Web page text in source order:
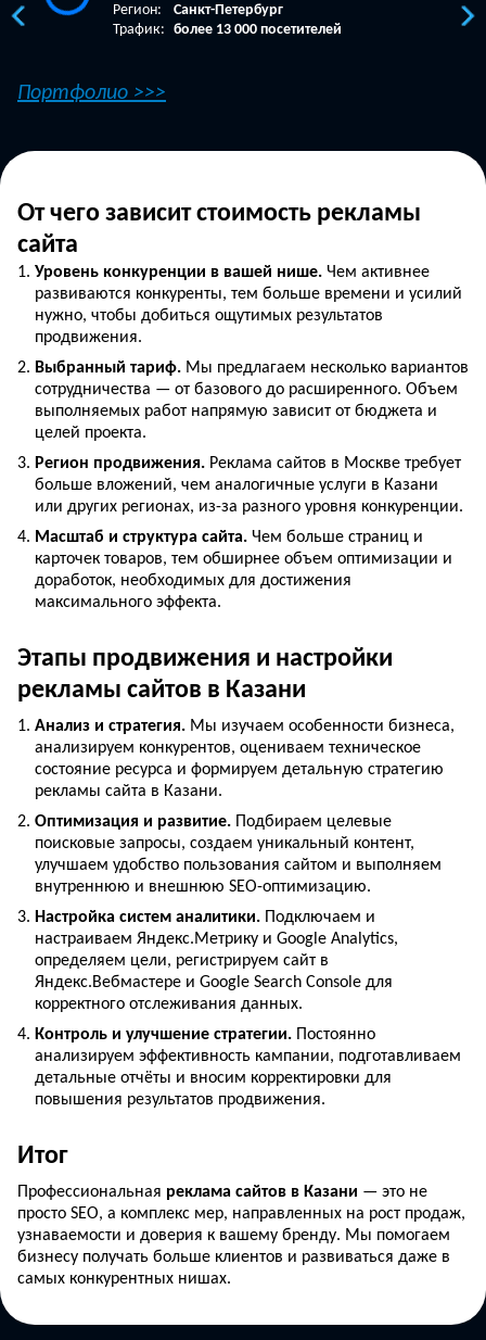
Регион:
Санкт-Петербург
Трафик: более 13 000 посетителей
Портфолио >>>
От чего зависит стоимость рекламы
сайта
Уровень конкуренции в вашей нише. Чем активнее
развиваются конкуренты, тем больше времени и усилий
нужно, чтобы добиться ощутимых результатов
продвижения.
Выбранный тариф. Мы предлагаем несколько вариантов
сотрудничества — от базового до расширенного. Объем
выполняемых работ напрямую зависит от бюджета и
целей проекта.
Регион продвижения. Реклама сайтов в Москве требует
больше вложений, чем аналогичные услуги в Казани
или других регионах, из-за разного уровня конкуренции.
Масштаб и структура сайта. Чем больше страниц и
карточек товаров, тем обширнее объем оптимизации и
доработок, необходимых для достижения
максимального эффекта.
Этапы продвижения и настройки
рекламы сайтов в Казани
Анализ и стратегия. Мы изучаем особенности бизнеса,
анализируем конкурентов, оцениваем техническое
состояние ресурса и формируем детальную стратегию
рекламы сайта в Казани.
Оптимизация и развитие. Подбираем целевые
поисковые запросы, создаем уникальный контент,
улучшаем удобство пользования сайтом и выполняем
внутреннюю и внешнюю SEO-оптимизацию.
Настройка систем аналитики. Подключаем и
настраиваем Яндекс.Метрику и Google Analytics,
определяем цели, регистрируем сайт в
Яндекс.Вебмастере и Google Search Console для
корректного отслеживания данных.
Контроль и улучшение стратегии. Постоянно
анализируем эффективность кампании, подготавливаем
детальные отчёты и вносим корректировки для
повышения результатов продвижения.
Итог
Профессиональная реклама сайтов в Казани — это не
просто SEO, а комплекс мер, направленных на рост продаж,
узнаваемости и доверия к вашему бренду. Мы помогаем
бизнесу получать больше клиентов и развиваться даже в
самых конкурентных нишах.